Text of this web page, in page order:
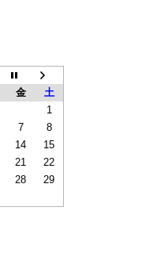
金
土
1
7
8
14
15
21
22
28
29